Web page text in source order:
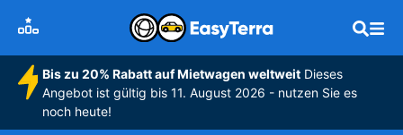
Bis zu 20% Rabatt auf Mietwagen weltweitDieses
Angebot ist gültig bis 11. August 2026 - nutzen Sie es
noch heute!